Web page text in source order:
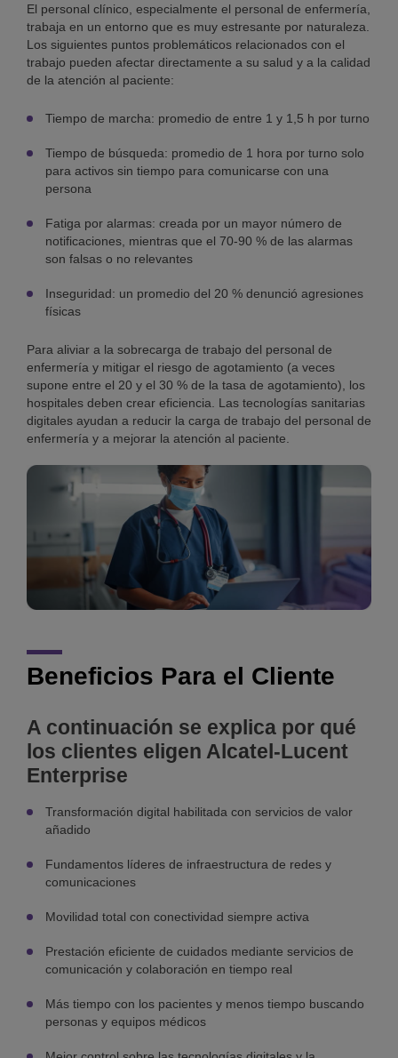
El personal clínico, especialmente el personal de enfermería,
trabaja en un entorno que es muy estresante por naturaleza.
Los siguientes puntos problemáticos relacionados con el
trabajo pueden afectar directamente a su salud y a la calidad
de la atención al paciente:
Tiempo de marcha: promedio de entre 1 y 1,5 h por turno
Tiempo de búsqueda: promedio de 1 hora por turno solo
para activos sin tiempo para comunicarse con una
persona
Fatiga por alarmas: creada por un mayor número de
notificaciones, mientras que el 70-90 % de las alarmas
son falsas o no relevantes
Inseguridad: un promedio del 20 % denunció agresiones
físicas
Para aliviar a la sobrecarga de trabajo del personal de
enfermería y mitigar el riesgo de agotamiento (a veces
supone entre el 20 y el 30 % de la tasa de agotamiento), los
hospitales deben crear eficiencia. Las tecnologías sanitarias
digitales ayudan a reducir la carga de trabajo del personal de
enfermería y a mejorar la atención al paciente.
Beneficios Para el Cliente
A continuación se explica por qué
los clientes eligen Alcatel-Lucent
Enterprise
Transformación digital habilitada con servicios de valor
añadido
Fundamentos líderes de infraestructura de redes y
comunicaciones
Movilidad total con conectividad siempre activa
Prestación eficiente de cuidados mediante servicios de
comunicación y colaboración en tiempo real
Más tiempo con los pacientes y menos tiempo buscando
personas y equipos médicos